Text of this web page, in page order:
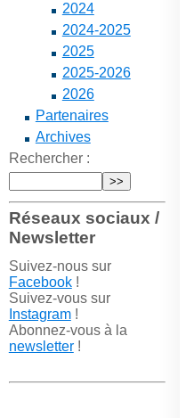
2024
2024-2025
2025
2025-2026
2026
Partenaires
Archives
Rechercher :
Réseaux sociaux /
Newsletter
Suivez-nous sur
Facebook!
Suivez-vous sur
Instagram!
Abonnez-vous à la
newsletter!